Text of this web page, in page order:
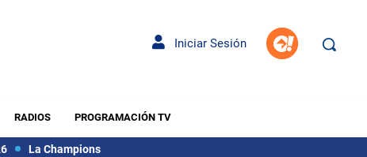
Iniciar Sesión
RADIOS PROGRAMACIÓN TV
La Champions